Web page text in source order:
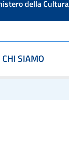
della Cultura
CHI SIAMO